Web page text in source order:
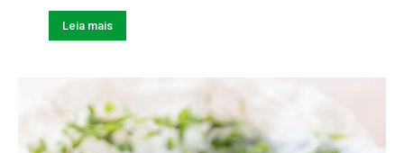
Leia mais